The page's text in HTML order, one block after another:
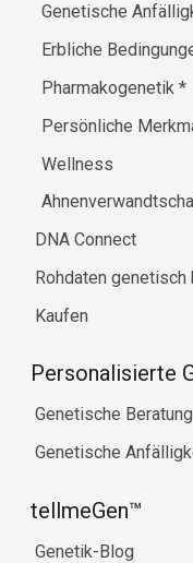
Genetische
Erbliche
Pharmakogenetik*
Persönliche
Wellness
DNA Connect
Rohdaten genetisch
Kaufen
Personalisierte
Genetische Beratung
Genetische
tellmeGen™
Genetik-Blog